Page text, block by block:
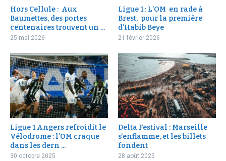
Hors Cellule : Aux
Baumettes, des portes
centenaires trouvent un ...
25 mai 2026
Ligue 1 : L’OM en rade à
Brest, pour la première
d’Habib Beye
21 février 2026
Ligue 1 Angers refroidit le
Vélodrome : l’OM craque
dans les dern ...
30 octobre 2025
Delta Festival : Marseille
s’enflamme, et les billets
fondent
28 août 2025